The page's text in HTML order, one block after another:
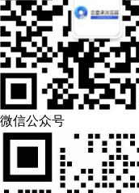
微信公众号